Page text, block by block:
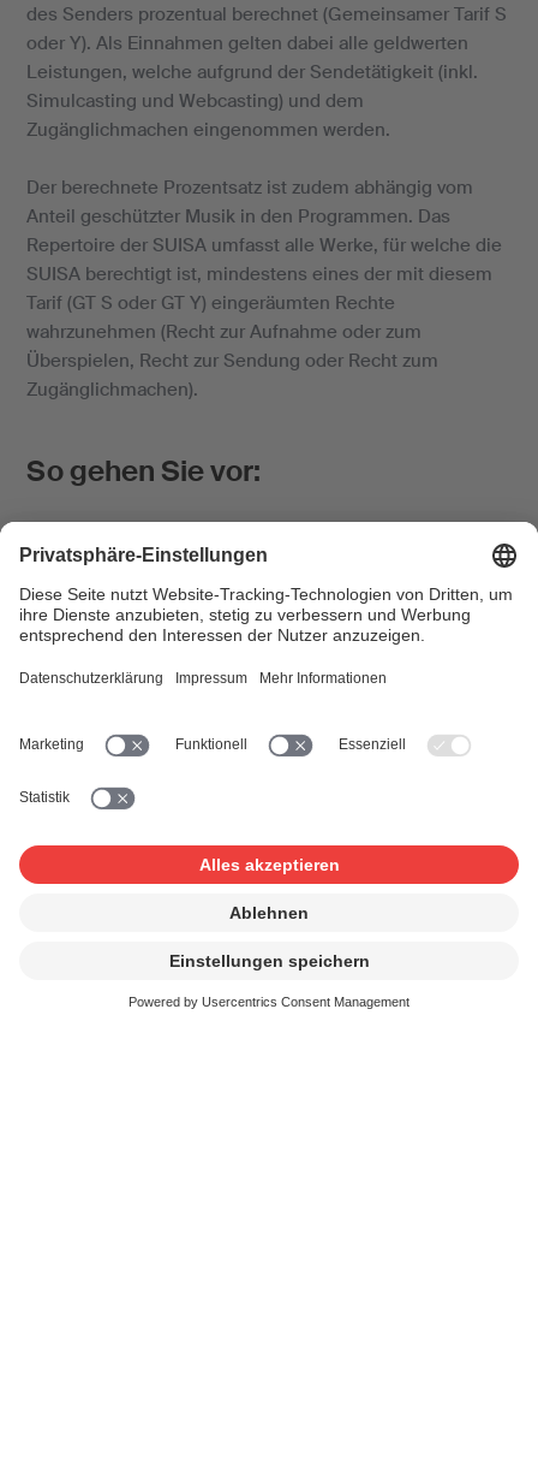
des Senders prozentual berechnet (Gemeinsamer Tarif S
oder Y). Als Einnahmen gelten dabei alle geldwerten
Leistungen, welche aufgrund der Sendetätigkeit (inkl.
Simulcasting und Webcasting) und dem
Zugänglichmachen eingenommen werden.
Der berechnete Prozentsatz ist zudem abhängig vom
Anteil geschützter Musik in den Programmen. Das
Repertoire der SUISA umfasst alle Werke, für welche die
SUISA berechtigt ist, mindestens eines der mit diesem
Tarif (GT S oder GT Y) eingeräumten Rechte
wahrzunehmen (Recht zur Aufnahme oder zum
Überspielen, Recht zur Sendung oder Recht zum
Zugänglichmachen).
So gehen Sie vor:
uns zu senden. Anschliessend erhalten Sie von uns die
Lizenz sowie die Rechnung.
Nach Erhalt Ihrer Zahlung verteilen wir das Geld an die
berechtigten Komponisten/innen, Textautoren/innen und
genaues Verzeichnis (siehe Vorlagen unten) der
gesendeten Musik.
Die Sender melden der SUISA die in ihren Programmen
gesendete Musik bzw. Ton- und Tonbildträger,
einschliesslich der Musikteppiche und Jingles. Die
Für TV-Sender